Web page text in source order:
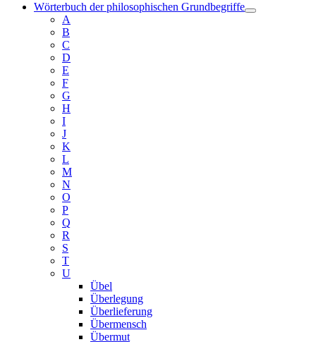
Wörterbuch der philosophischen Grundbegriffe
A
B
C
D
E
F
G
H
I
J
K
L
M
N
O
P
Q
R
S
T
U
Übel
Überlegung
Überlieferung
Übermensch
Übermut